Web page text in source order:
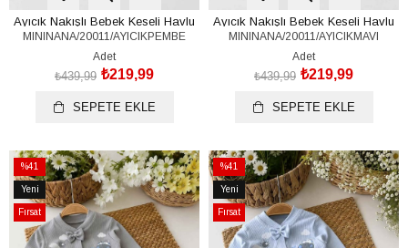
Ayıcık Nakışlı Bebek Keseli Havlu
Seti (%100 Pamuk)(70x115 cm)
MININANA/20011/AYICIKPEMBE
Adet
₺219,99
₺439,99
SEPETE EKLE
Ayıcık Nakışlı Bebek Keseli Havlu
Seti (%100 Pamuk)(70x115 cm)
MININANA/20011/AYICIKMAVI
Adet
₺219,99
₺439,99
SEPETE EKLE
%41
İndirim
%41İndirim
Yeni
Ürün
Fırsat
Ürünü
%41
İndirim
%41İndirim
Yeni
Ürün
Fırsat
Ürünü